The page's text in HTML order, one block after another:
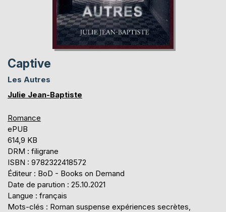
Captive
Les Autres
Julie Jean-Baptiste
Romance
ePUB
614,9 KB
DRM : filigrane
ISBN : 9782322418572
Éditeur : BoD - Books on Demand
Date de parution : 25.10.2021
Langue : français
Mots-clés : Roman suspense expériences secrètes,